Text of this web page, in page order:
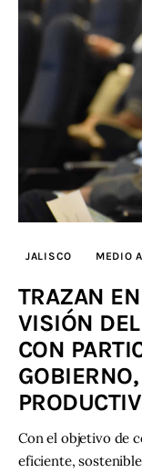
JALISCO MEDIO
TRAZAN
VISIÓN
CON
Con el objetivo de
eficiente,